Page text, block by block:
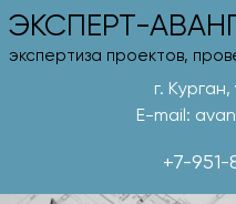
ЭКСПЕРТ-
экспертиза проектов,
г. Курган,
E-mail:
+7-